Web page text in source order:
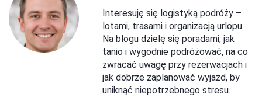
Interesuję się logistyką podróży –
lotami, trasami i organizacją urlopu.
Na blogu dzielę się poradami, jak
tanio i wygodnie podróżować, na co
zwracać uwagę przy rezerwacjach i
jak dobrze zaplanować wyjazd, by
uniknąć niepotrzebnego stresu.